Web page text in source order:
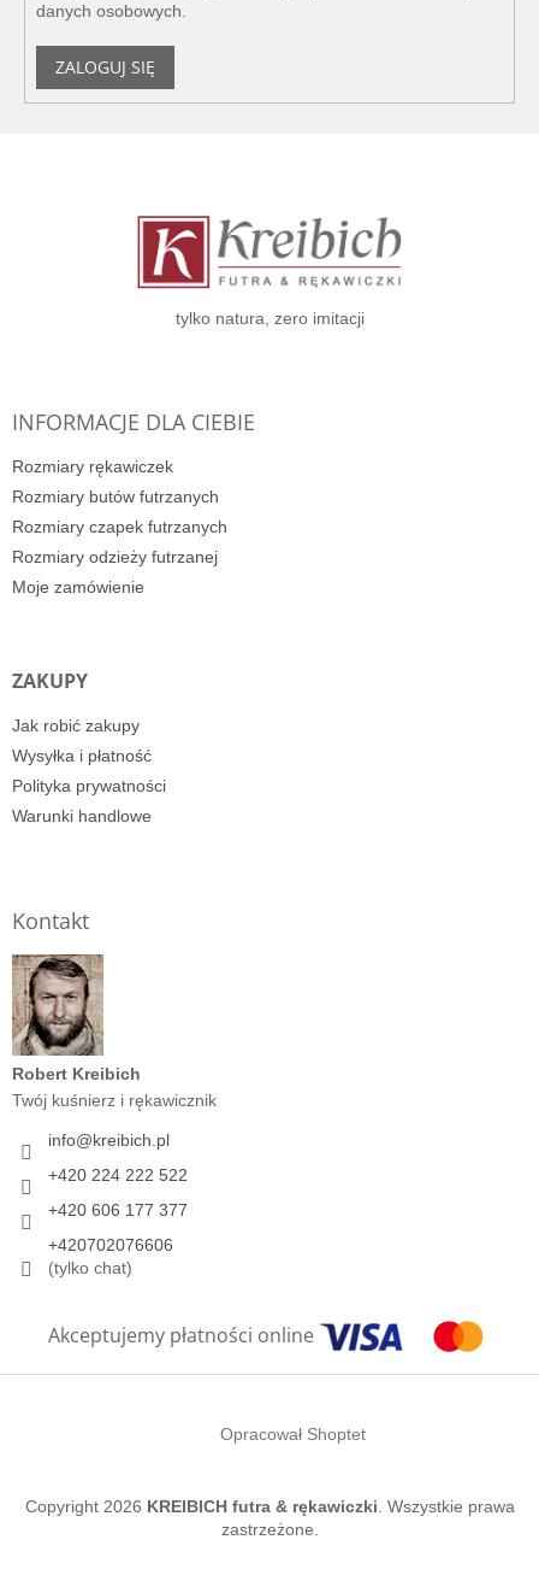
danych osobowych.
ZALOGUJ SIĘ
tylko natura, zero imitacji
INFORMACJE DLA CIEBIE
Rozmiary rękawiczek
Rozmiary butów futrzanych
Rozmiary czapek futrzanych
Rozmiary odzieży futrzanej
Moje zamówienie
ZAKUPY
Jak robić zakupy
Wysyłka i płatność
Polityka prywatności
Warunki handlowe
Kontakt
Robert Kreibich
Twój kuśnierz i rękawicznik
info@kreibich.pl
+420 224 222 522
+420 606 177 377
+420702076606
(tylko chat)
Akceptujemy płatności online
Opracował Shoptet
Copyright 2026 KREIBICH futra & rękawiczki . Wszystkie prawa
zastrzeżone.